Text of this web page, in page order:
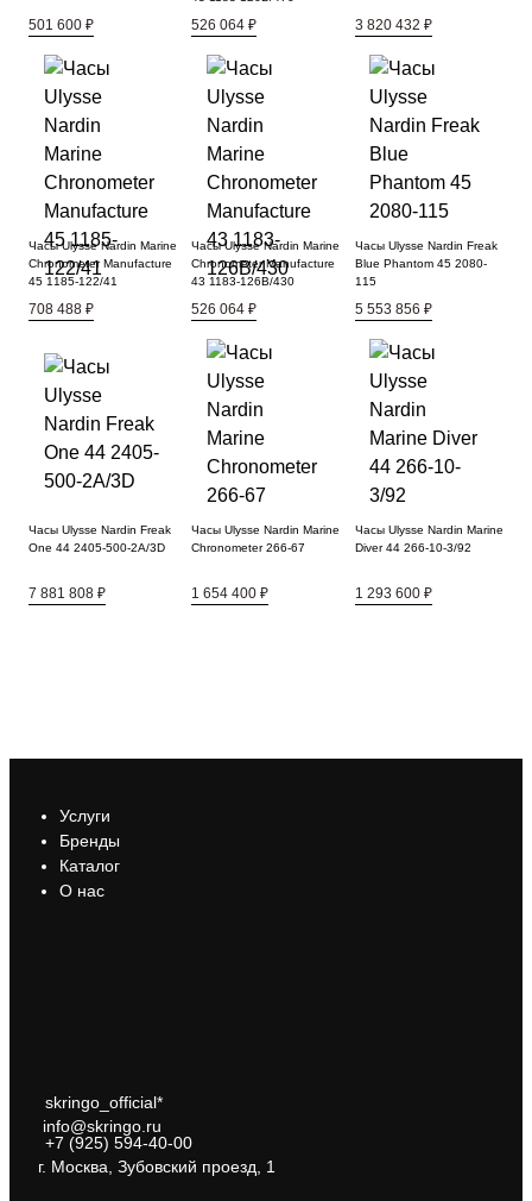
501 600 ₽ 526 064 ₽ 3 820 432 ₽
Часы Ulysse Nardin Marine
Chronometer Manufacture
45 1185-122/41
708 488 ₽
Часы Ulysse Nardin Marine
Chronometer Manufacture
43 1183-126B/430
526 064 ₽
Часы Ulysse Nardin Freak
Blue Phantom 45 2080-
115
5 553 856 ₽
Часы Ulysse Nardin Freak
One 44 2405-500-2A/3D
7 881 808 ₽
Часы Ulysse Nardin Marine
Chronometer 266-67
1 654 400 ₽
Часы Ulysse Nardin Marine
Diver 44 266-10-3/92
1 293 600 ₽
Услуги
Бренды
Каталог
О нас
skringo_official*
info@skringo.ru
+7 (925) 594-40-00
г. Москва, Зубовский проезд, 1